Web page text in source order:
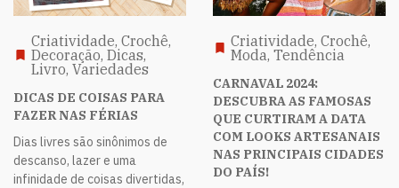
Criatividade, Crochê,
Decoração, Dicas,
Livro, Variedades
DICAS DE COISAS PARA
FAZER NAS FÉRIAS
Dias livres são sinônimos de
descanso, lazer e uma
infinidade de coisas divertidas,
Criatividade, Crochê,
Moda, Tendência
CARNAVAL 2024:
DESCUBRA AS FAMOSAS
QUE CURTIRAM A DATA
COM LOOKS ARTESANAIS
NAS PRINCIPAIS CIDADES
DO PAÍS!